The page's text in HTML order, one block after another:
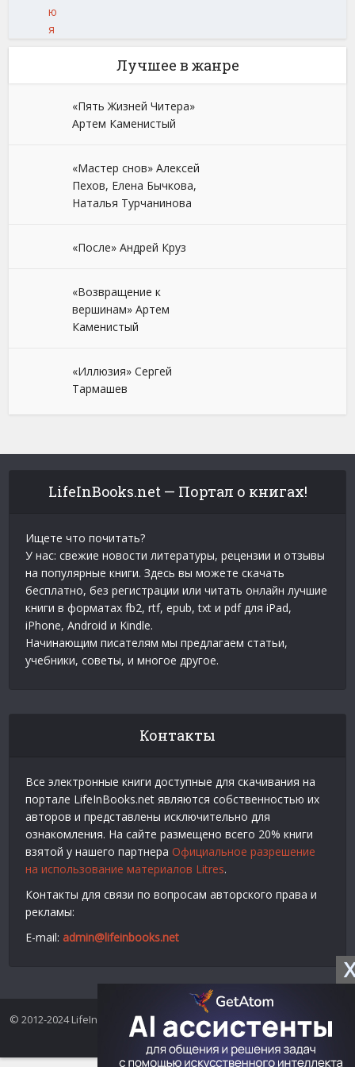
X
ю
я
Лучшее в жанре
«Пять Жизней Читера»
Артем Каменистый
«Мастер снов» Алексей
Пехов, Елена Бычкова,
Наталья Турчанинова
«После» Андрей Круз
«Возвращение к
вершинам» Артем
Каменистый
«Иллюзия» Сергей
Тармашев
LifeInBooks.net — Портал о книгах!
Ищете что почитать?
У нас: свежие новости литературы, рецензии и отзывы
на популярные книги. Здесь вы можете скачать
бесплатно, без регистрации или читать онлайн лучшие
книги в форматах fb2, rtf, epub, txt и pdf для iPad,
iPhone, Android и Kindle.
Начинающим писателям мы предлагаем статьи,
учебники, советы, и многое другое.
Контакты
Все электронные книги доступные для скачивания на
портале LifeInBooks.net являются собственностью их
авторов и представлены исключительно для
ознакомления. На сайте размещено всего 20% книги
взятой у нашего партнера Официальное разрешение
на использование материалов Litres.
Контакты для связи по вопросам авторского права и
рекламы:
E-mail: admin@lifeinbooks.net
© 2012-2024 LifeInBooks.net - Скачать бесплатно книги в форматах
fb2, epub, pdf, txt, rtf.